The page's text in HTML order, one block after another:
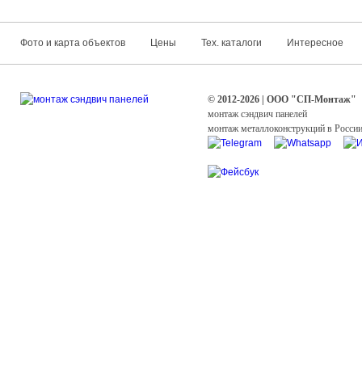
Фото и карта объектов Цены Тех. каталоги Интересное
© 2012-2026 | ООО "СП-Монтаж"
монтаж сэндвич панелей
монтаж металлоконструкций в России